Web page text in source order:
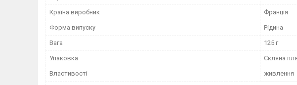
Країна виробник Франція
Форма випуску Рідина
Вага 125 г
Упаковка Скляна
Властивості живлення